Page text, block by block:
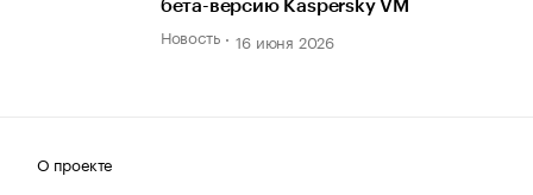
бета-версию Kaspersky VM
Новость 16 июня 2026
О проекте